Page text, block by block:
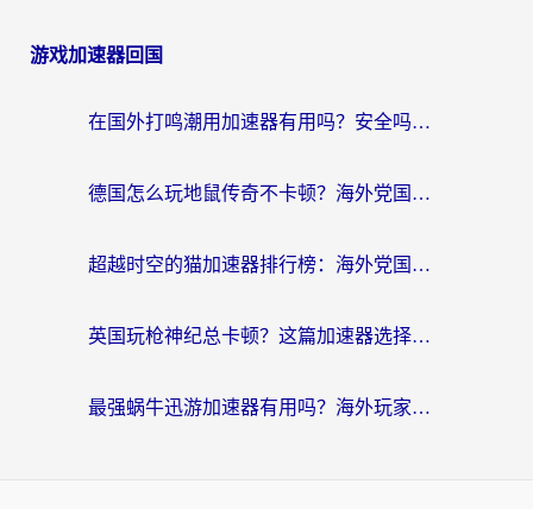
游戏加速器回国
在国外打鸣潮用加速器有用吗？安全吗？海外玩家国服游戏加速全指南
德国怎么玩地鼠传奇不卡顿？海外党国服游戏加速全攻略（含战双EVE实用指南）
超越时空的猫加速器排行榜：海外党国服游戏不卡顿的终极选择指南
英国玩枪神纪总卡顿？这篇加速器选择指南帮你告别延迟（附实测推荐）
最强蜗牛迅游加速器有用吗？海外玩家国服游戏加速避坑指南（附德国玩忍者必须死3流星蝴蝶剑解决办法）